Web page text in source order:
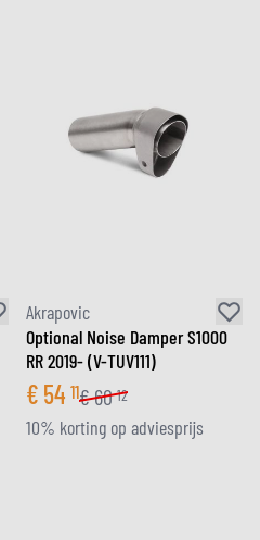
Akrapovic
Optional Noise Damper S1000
RR 2019- (V-TUV111)
€ 54 11€60 12
10% korting op adviesprijs